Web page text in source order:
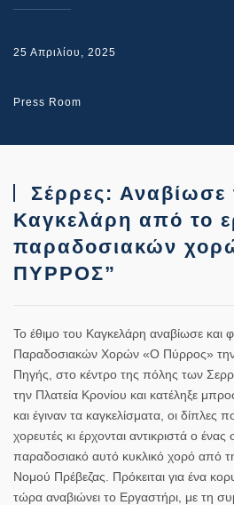
25 Απριλίου, 2025
Press Room
Σέρρες: Αναβίωσε
Καγκελάρη από το
παραδοσιακών
ΠΥΡΡΟΣ”
Το έθιμο του Καγκελάρη αναβίωσε και
Παραδοσιακών Χορών «Ο Πύρρος»
Πηγής, στο κέντρο της πόλης των
την Πλατεία Κρονίου και κατέληξε
και έγιναν τα καγκελίσματα, οι δίπλες
χορευτές κι έρχονται αντικριστά ο
παραδοσιακό αυτό κυκλικό χορό από
Νομού Πρέβεζας. Πρόκειται για ένα
τώρα αναβιώνει το Εργαστήρι, με τη